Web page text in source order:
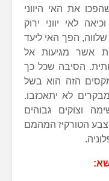
את האי היווני
לאי יווני ירוק
שלווה, הפך האי ליעד
אשר מגיעות אל
הסיבה שכל כך
הזה הוא בשל
לא יתאכזבו.
וצוקים גבוהים
הטורקיז המהמם